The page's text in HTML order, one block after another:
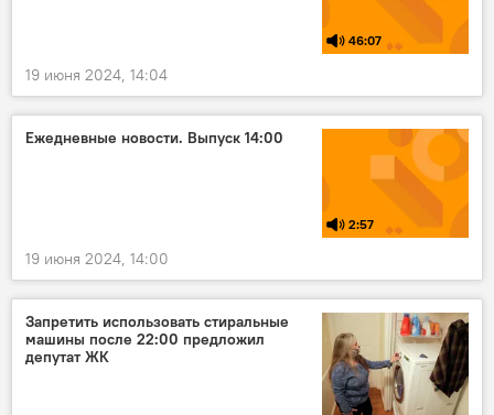
46:07
19 июня 2024, 14:04
Ежедневные новости. Выпуск 14:00
2:57
19 июня 2024, 14:00
Запретить использовать стиральные
машины после 22:00 предложил
депутат ЖК